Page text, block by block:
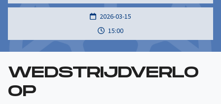
2026-03-15
15:00
WEDSTRIJDVERLO
OP